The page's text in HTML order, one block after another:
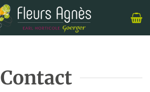
Contact